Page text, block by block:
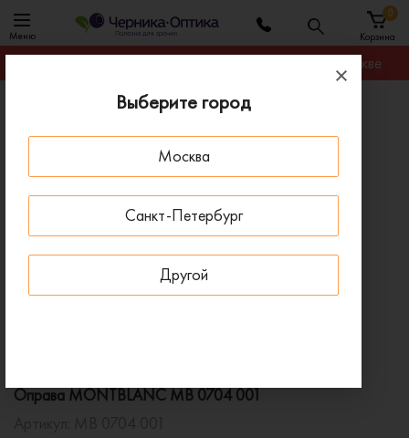
Выберите город
Москва
Санкт-Петербург
Другой
Меню Корзина
0
Гарантируем лучшую цену на любую оправу в Москве
Оправы для очков
Оправа MONTBLANC MB 0704 001
Оправа MONTBLANC MB 0704 001
ПОД ЗАКАЗ